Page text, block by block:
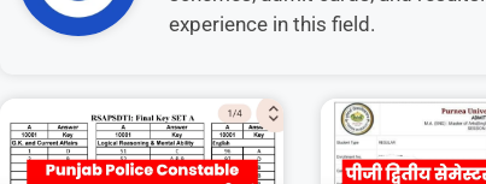
experience in this field.